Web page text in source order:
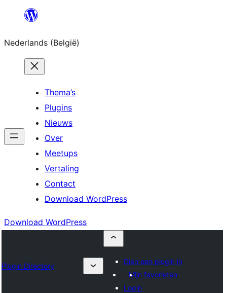
Spring
de
inhoud
Nederlands (België)
Thema’s
Plugins
Nieuws
Over
Meetups
Vertaling
Contact
Download WordPress
Download WordPress
Plugin Directory
Dien een plugin in
Mijn favorieten
Login